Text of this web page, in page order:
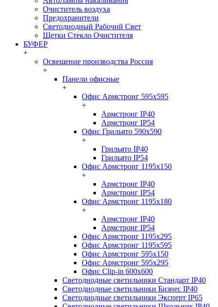
Очиститель воздуха
Предохранители
Светодиодный Рабочий Свет
Щетки Стекло Очистителя
БУФЕР
+
Освещение производства Россия
+
Панели офисные
+
Офис Армстронг 595x595
+
Армстронг IP40
Армстронг IP54
Офис Грильято 590x590
+
Грильято IP40
Грильято IP54
Офис Армстронг 1195x150
+
Армстронг IP40
Армстронг IP54
Офис Армстронг 1195x180
+
Армстронг IP40
Армстронг IP54
Офис Армстронг 1195x295
Офис Армстронг 1195x595
Офис Армстронг 595x150
Офис Армстронг 595x295
Офис Clip-in 600x600
Светодиодные светильники Стандарт IP40
Светодиодные светильники Бизнес IP40
Светодиодные светильники Эксперт IP65